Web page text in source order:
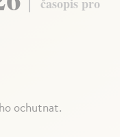
ochutnat.